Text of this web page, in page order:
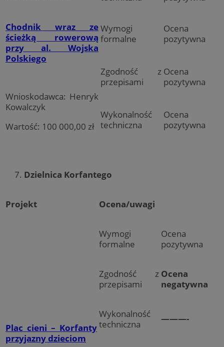
Chodnik wraz ze
ścieżką rowerową
przy al. Wojska
Polskiego
Wnioskodawca: Henryk
Kowalczyk
Wartość: 100 000,00 zł
Wymogi
formalne
Ocena
pozytywna
Zgodność z
przepisami
Ocena
pozytywna
Wykonalność
techniczna
Ocena
pozytywna
Dzielnica Korfantego
Projekt Ocena/uwagi
Plac cieni – Korfanty
przyjazny dzieciom
Wymogi
formalne
Ocena
pozytywna
Zgodność z
przepisami
Ocena
negatywna
Wykonalność
techniczna
———-